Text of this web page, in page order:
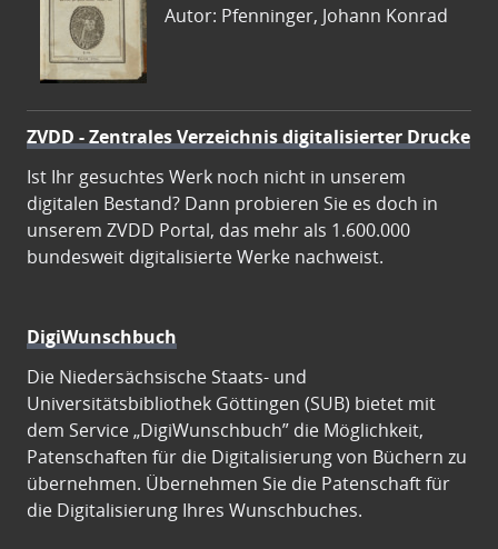
Autor: Pfenninger, Johann Konrad
ZVDD - Zentrales Verzeichnis digitalisierter Drucke
Ist Ihr gesuchtes Werk noch nicht in unserem
digitalen Bestand? Dann probieren Sie es doch in
unserem ZVDD Portal, das mehr als 1.600.000
bundesweit digitalisierte Werke nachweist.
DigiWunschbuch
Die Niedersächsische Staats- und
Universitätsbibliothek Göttingen (SUB) bietet mit
dem Service „DigiWunschbuch” die Möglichkeit,
Patenschaften für die Digitalisierung von Büchern zu
übernehmen. Übernehmen Sie die Patenschaft für
die Digitalisierung Ihres Wunschbuches.